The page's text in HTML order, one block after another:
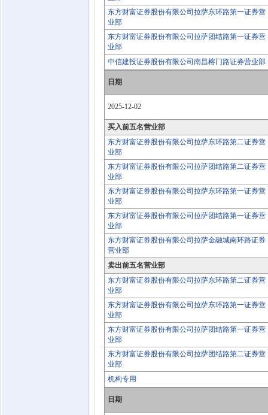
东方财富证券股份有限公司拉萨东环路第一证券营
业部
东方财富证券股份有限公司拉萨团结路第一证券营
业部
中信建投证券股份有限公司南昌榕门路证券营业部
日期
2025-12-02
买入前五名营业部
东方财富证券股份有限公司拉萨东环路第二证券营
业部
东方财富证券股份有限公司拉萨团结路第二证券营
业部
东方财富证券股份有限公司拉萨东环路第一证券营
业部
东方财富证券股份有限公司拉萨团结路第一证券营
业部
东方财富证券股份有限公司拉萨金融城南环路证券
营业部
卖出前五名营业部
东方财富证券股份有限公司拉萨东环路第二证券营
业部
东方财富证券股份有限公司拉萨东环路第一证券营
业部
东方财富证券股份有限公司拉萨团结路第一证券营
业部
东方财富证券股份有限公司拉萨团结路第二证券营
业部
机构专用
日期